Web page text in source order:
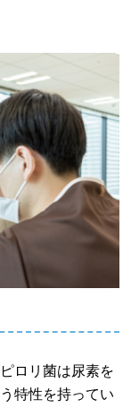
ロリ菌は尿素を
特性を持ってい